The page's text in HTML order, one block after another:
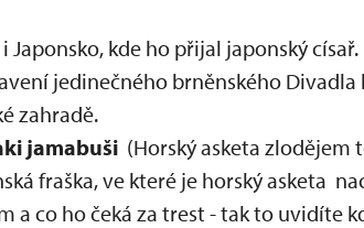
Japonsko, kde ho přijal japonský
jedinečného brněnského
zahradě.
jamabuši (Horský asketa zlodějem
fraška, ve které je horský asketa
a co ho čeká za trest - tak to uvidíte